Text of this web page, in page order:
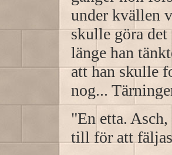
under kvällen
skulle göra det
länge han
att han skulle
nog...
"En etta.
till för att